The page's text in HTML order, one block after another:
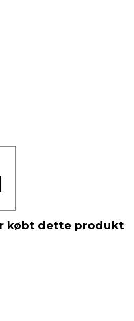
købt dette produkt